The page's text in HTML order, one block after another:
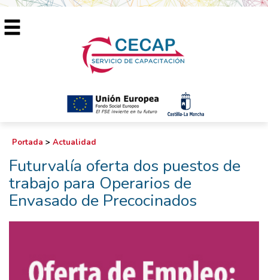
Portada > Actualidad
Futurvalía oferta dos puestos de
trabajo para Operarios de
Envasado de Precocinados